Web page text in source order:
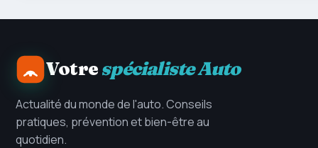
Votrespécialiste Auto
Actualité du monde de l'auto. Conseils
pratiques, prévention et bien-être au
quotidien.